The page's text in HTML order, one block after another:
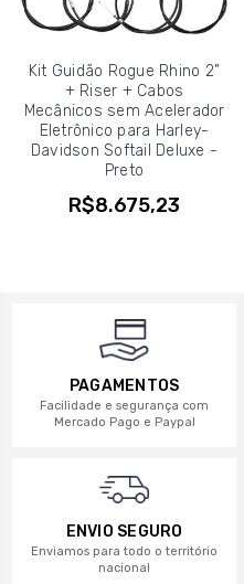
Kit Guidão Rogue Rhino 2”
+ Riser + Cabos
Mecânicos sem Acelerador
Eletrônico para Harley-
Davidson Softail Deluxe -
Preto
R$8.675,23
PAGAMENTOS
Facilidade e segurança com
Mercado Pago e Paypal
ENVIO SEGURO
Enviamos para todo o território
nacional